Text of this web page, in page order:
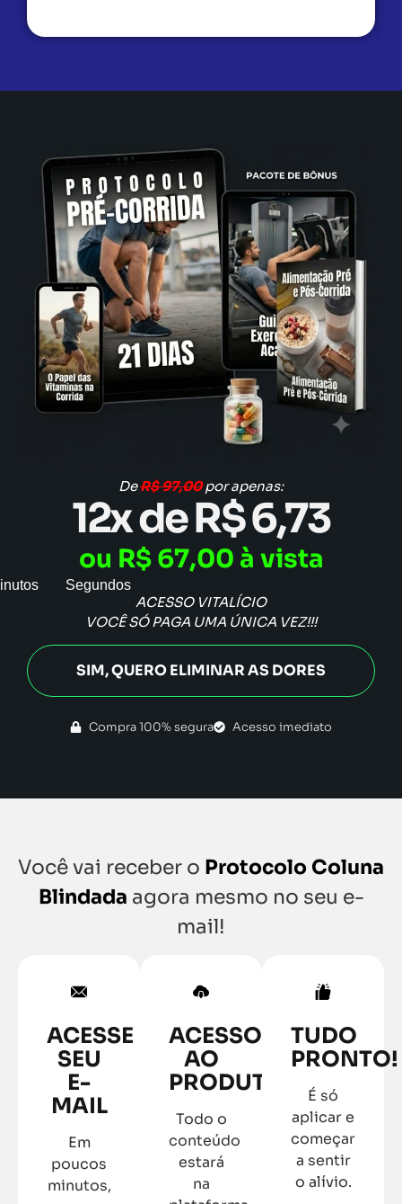
DeR$ 97,00por apenas:
12x de R$ 6,73
ou R$ 67,00 à vista
Segundos
ACESSO VITALÍCIO
VOCÊ SÓ PAGA UMA ÚNICA VEZ!!!
SIM, QUERO ELIMINAR AS DORES
Compra 100% segura Acesso imediato
Você vai receber o Protocolo Coluna
Blindada agora mesmo no seu e-
mail!
ACESSE
SEU
E-
MAIL
Em
poucos
minutos,
ACESSO
AO
PRODUTO
Todo o
conteúdo
estará
na
TUDO
PRONTO!
É só
aplicar e
começar
a sentir
o alívio.